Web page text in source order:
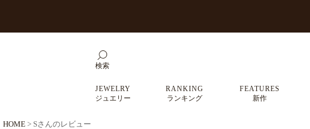
検索
JEWELRY
ジュエリー
RANKING
ランキング
FEATURES
新作
HOME Sさんのレビュー